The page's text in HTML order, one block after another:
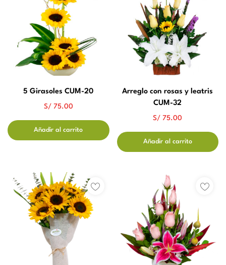
5 Girasoles CUM-20
S/ 75.00
Añadir al carrito
Arreglo con rosas y leatris
CUM-32
S/ 75.00
Añadir al carrito